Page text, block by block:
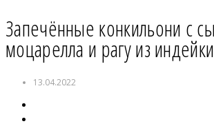
Запечённые конкильони с
моцарелла и рагу из индейки
13.04.2022